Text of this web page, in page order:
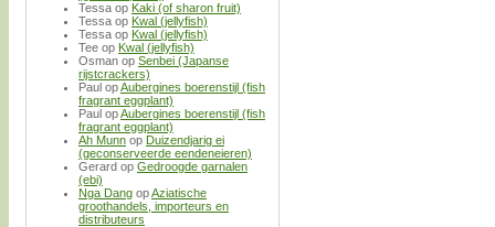
Tessa op Kaki (of sharon fruit)
Tessa op Kwal (jellyfish)
Tessa op Kwal (jellyfish)
Tee op Kwal (jellyfish)
Osman op Senbei (Japanse
rijstcrackers)
Paul opAubergines boerenstijl (fish
fragrant eggplant)
Paul opAubergines boerenstijl (fish
fragrant eggplant)
Ah Munn op Duizendjarig ei
(geconserveerde eendeneieren)
Gerard op Gedroogde garnalen
(ebi)
Nga Dang opAziatische
groothandels, importeurs en
distributeurs